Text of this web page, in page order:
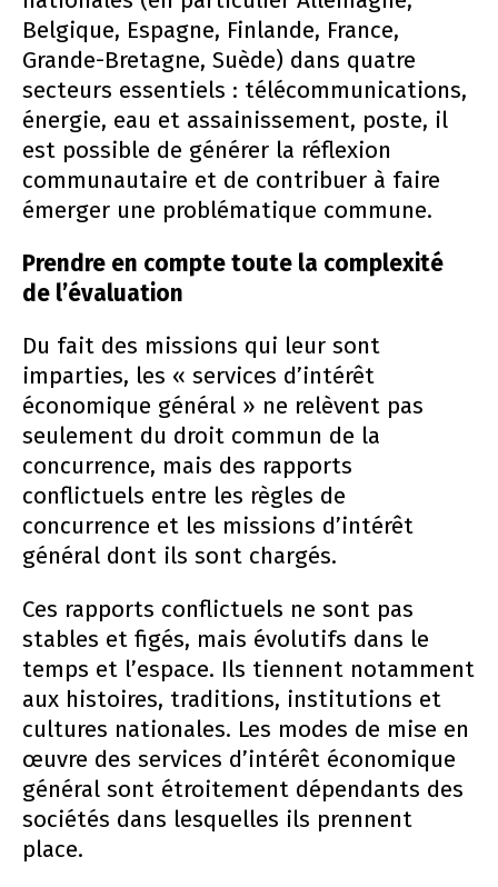
Belgique, Espagne, Finlande, France,
Grande-Bretagne, Suède) dans quatre
secteurs essentiels : télécommunications,
énergie, eau et assainissement, poste, il
est possible de générer la réflexion
communautaire et de contribuer à faire
émerger une problématique commune.
Prendre en compte toute la complexité
de l’évaluation
Du fait des missions qui leur sont
imparties, les « services d’intérêt
économique général » ne relèvent pas
seulement du droit commun de la
concurrence, mais des rapports
conflictuels entre les règles de
concurrence et les missions d’intérêt
général dont ils sont chargés.
Ces rapports conflictuels ne sont pas
stables et figés, mais évolutifs dans le
temps et l’espace. Ils tiennent notamment
aux histoires, traditions, institutions et
cultures nationales. Les modes de mise en
œuvre des services d’intérêt économique
général sont étroitement dépendants des
sociétés dans lesquelles ils prennent
place.